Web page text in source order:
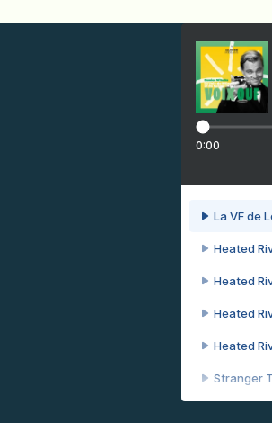
0:00
La VF de
Heated
Heated
Heated
Heated
Stranger